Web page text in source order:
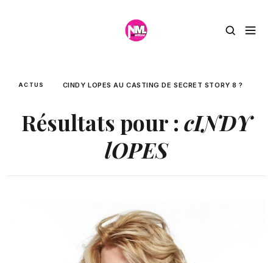
ACTUS CINDY LOPES AU CASTING DE SECRET STORY 8 ?
Résultats pour : cINDY
lOPES